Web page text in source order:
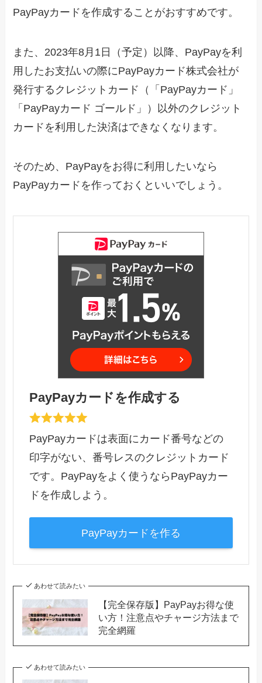
PayPayカードを作成することがおすすめです。
また、2023年8月1日（予定）以降、PayPayを利
用したお支払いの際にPayPayカード株式会社が
発行するクレジットカード（「PayPayカード」
「PayPayカード ゴールド」）以外のクレジット
カードを利用した決済はできなくなります。
そのため、PayPayをお得に利用したいなら
PayPayカードを作っておくといいでしょう。
PayPayカードを作成する
PayPayカードは表面にカード番号などの
印字がない、番号レスのクレジットカード
です。PayPayをよく使うならPayPayカー
ドを作成しよう。
PayPayカードを作る
あわせて読みたい
【完全保存版】PayPayお得な使
い方！注意点やチャージ方法まで
完全網羅
あわせて読みたい